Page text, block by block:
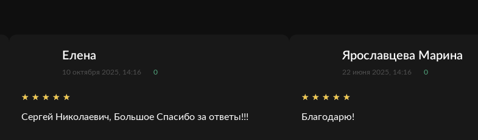
Елена
10 октября 2025, 14:16 0
Сергей Николаевич, Большое Спасибо за ответы!!!
Ярославцева Марина
22 июня 2025, 14:16 0
Благодарю!